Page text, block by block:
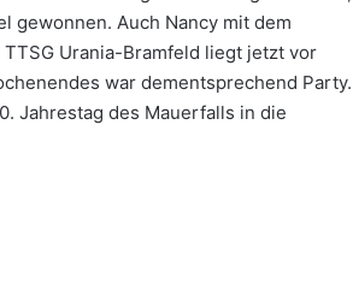
gewonnen. Auch Nancy mit dem
Urania-Bramfeld liegt jetzt vor
war dementsprechend Party.
Jahrestag des Mauerfalls in die